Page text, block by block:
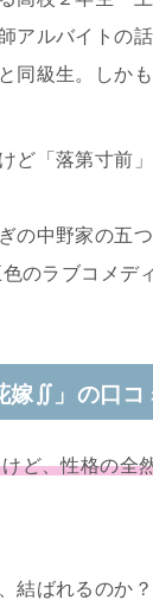
アルバイトの
同級生。しかも
ど「落第寸前
の中野家の五
のラブコメデ
嫁∬」の口コ
ど、性格の全
結ばれるのか？